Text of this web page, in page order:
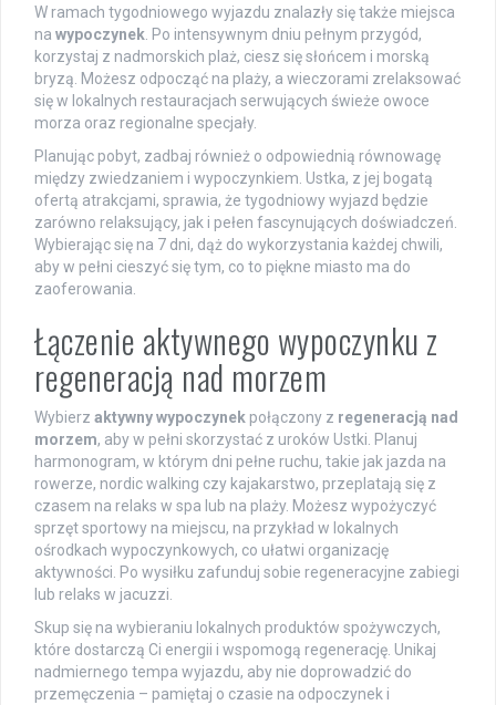
W ramach tygodniowego wyjazdu znalazły się także miejsca
na wypoczynek . Po intensywnym dniu pełnym przygód,
korzystaj z nadmorskich plaż, ciesz się słońcem i morską
bryzą. Możesz odpocząć na plaży, a wieczorami zrelaksować
się w lokalnych restauracjach serwujących świeże owoce
morza oraz regionalne specjały.
Planując pobyt, zadbaj również o odpowiednią równowagę
między zwiedzaniem i wypoczynkiem. Ustka, z jej bogatą
ofertą atrakcjami, sprawia, że tygodniowy wyjazd będzie
zarówno relaksujący, jak i pełen fascynujących doświadczeń.
Wybierając się na 7 dni, dąż do wykorzystania każdej chwili,
aby w pełni cieszyć się tym, co to piękne miasto ma do
zaoferowania.
Łączenie aktywnego wypoczynku z
regeneracją nad morzem
Wybierz aktywny wypoczynek połączony z regeneracją nad
morzem, aby w pełni skorzystać z uroków Ustki. Planuj
harmonogram, w którym dni pełne ruchu, takie jak jazda na
rowerze, nordic walking czy kajakarstwo, przeplatają się z
czasem na relaks w spa lub na plaży. Możesz wypożyczyć
sprzęt sportowy na miejscu, na przykład w lokalnych
ośrodkach wypoczynkowych, co ułatwi organizację
aktywności. Po wysiłku zafunduj sobie regeneracyjne zabiegi
lub relaks w jacuzzi.
Skup się na wybieraniu lokalnych produktów spożywczych,
które dostarczą Ci energii i wspomogą regenerację. Unikaj
nadmiernego tempa wyjazdu, aby nie doprowadzić do
przemęczenia – pamiętaj o czasie na odpoczynek i